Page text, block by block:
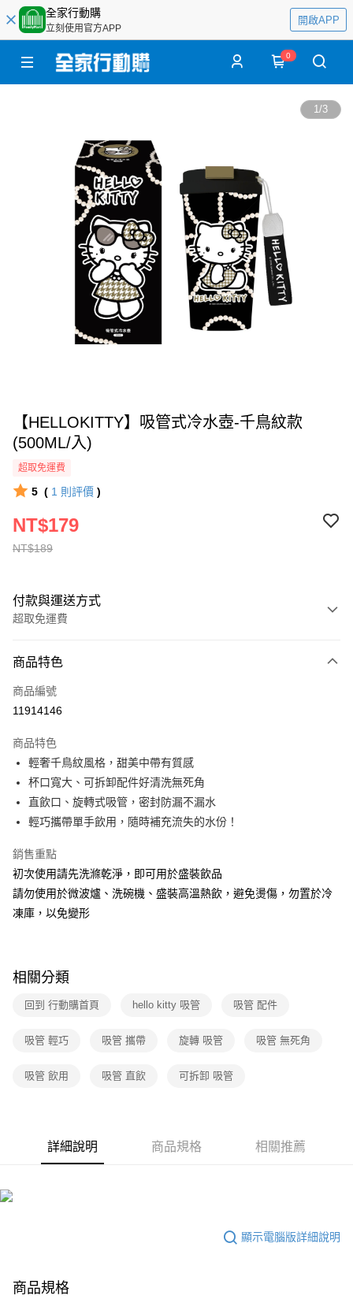
全家行動購
立刻使用官方APP
開啟APP
0
1/3
【HELLOKITTY】吸管式冷水壺-千鳥紋款
(500ML/入)
超取免運費
5 ( 1 則評價 )
NT$189
NT$179
付款與運送方式
超取免運費
全家線上支付
超商取貨付款
運送方式
全家取貨付款
免運費
常溫-付款後全家取貨
商品特色
商品編號
11914146
商品特色
輕奢千鳥紋風格，甜美中帶有質感
杯口寬大、可拆卸配件好清洗無死角
直飲口、旋轉式吸管，密封防漏不漏水
輕巧攜帶單手飲用，隨時補充流失的水份！
銷售重點
初次使用請先洗滌乾淨，即可用於盛裝飲品
請勿使用於微波爐、洗碗機、盛裝高溫熱飲，避免燙傷，勿置於冷
凍庫，以免變形
相關分類
回到 行動購首頁 hello kitty 吸管 吸管 配件
吸管 輕巧 吸管 攜帶 旋轉 吸管 吸管 無死角
吸管 飲用 吸管 直飲 可拆卸 吸管
詳細說明 商品規格 相關推薦
顯示電腦版詳細說明
商品規格